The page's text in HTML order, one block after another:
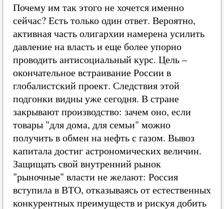
Почему им так этого не хочется именно
сейчас? Есть только один ответ. Вероятно,
активная часть олигархии намерена усилить
давление на власть и еще более упорно
проводить антисоциальный курс. Цель –
окончательное встраивание России в
глобалистский проект. Следствия этой
подгонки видны уже сегодня. В стране
закрывают производство: зачем оно, если
товары "для дома, для семьи" можно
получить в обмен на нефть с газом. Вывоз
капитала достиг астрономических величин.
Защищать свой внутренний рынок
"рыночные" власти не желают: Россия
вступила в ВТО, отказываясь от естественных
конкурентных преимуществ и рискуя добить